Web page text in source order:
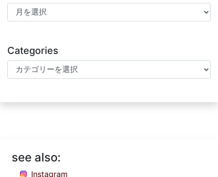
Archives
Categories
Categories
see also:
Instagram